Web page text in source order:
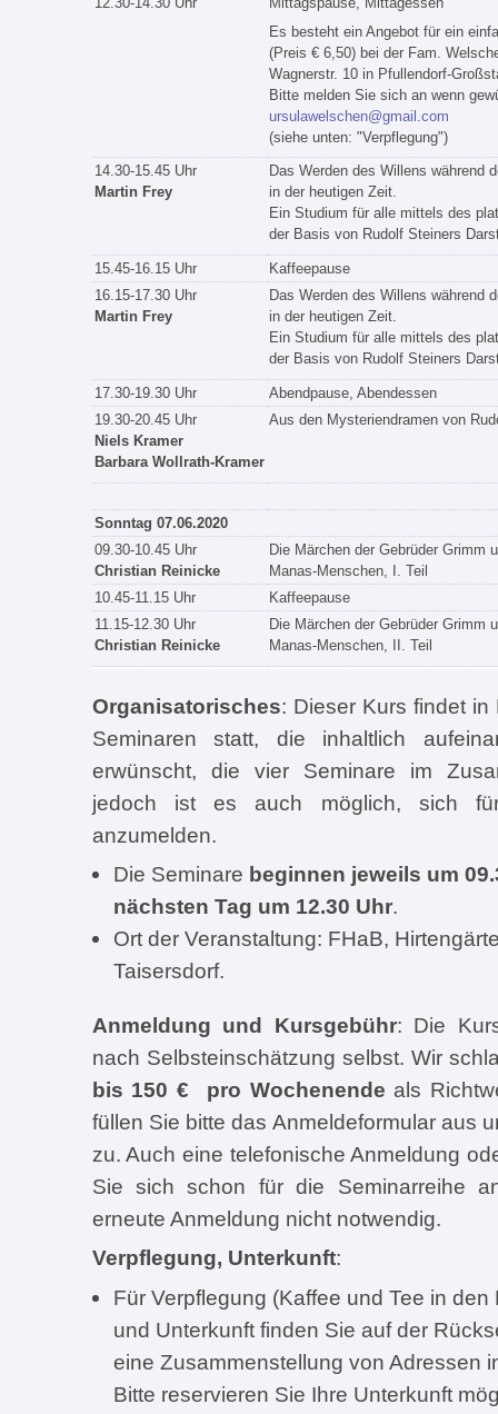
Es besteht ein Angebot für ein
(Preis € 6,50) bei der Fam.
Wagnerstr. 10 in Pfullendorf-
Bitte melden Sie sich an wenn
ursulawelschen@gmail.com
(siehe unten: "Verpflegung")
14.30-15.45 Uhr
Martin Frey
Das Werden des Willens während
in der heutigen Zeit.
Ein Studium für alle mittels des
der Basis von Rudolf Steiners
15.45-16.15 Uhr
Kaffeepause
16.15-17.30 Uhr
Martin Frey
Das Werden des Willens während
in der heutigen Zeit.
Ein Studium für alle mittels des
der Basis von Rudolf Steiners
17.30-19.30 Uhr
Abendpause, Abendessen
19.30-20.45 Uhr
Niels Kramer
Barbara Wollrath-Kramer
Aus den Mysteriendramen von
Sonntag 07.06.2020
09.30-10.45 Uhr
Christian Reinicke
Die Märchen der Gebrüder Grimm
Manas-Menschen, I. Teil
10.45-11.15 Uhr
Kaffeepause
11.15-12.30 Uhr
Christian Reinicke
Die Märchen der Gebrüder Grimm
Manas-Menschen, II. Teil
Organisatorisches: Dieser Kurs findet
Seminaren statt, die inhaltlich
erwünscht, die vier Seminare im
jedoch ist es auch möglich, sich für
anzumelden.
Die Seminare beginnen jeweils um
nächsten Tag um 12.30 Uhr.
Ort der Veranstaltung: FHaB,
Taisersdorf.
Anmeldung und Kursgebühr: Die
nach Selbsteinschätzung selbst. Wir
bis 150 € pro Wochenende als
füllen Sie bitte das Anmeldeformular aus
zu. Auch eine telefonische Anmeldung
Sie sich schon für die Seminarreihe
erneute Anmeldung nicht notwendig.
Verpflegung, Unterkunft:
Für Verpflegung (Kaffee und Tee in
und Unterkunft finden Sie auf der
eine Zusammenstellung von Adressen
Bitte reservieren Sie Ihre Unterkunft